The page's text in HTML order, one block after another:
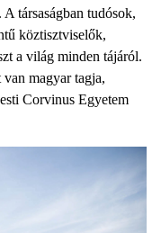
társaságban tudósok,
köztisztviselők,
a világ minden tájáról.
magyar tagja,
Corvinus Egyetem